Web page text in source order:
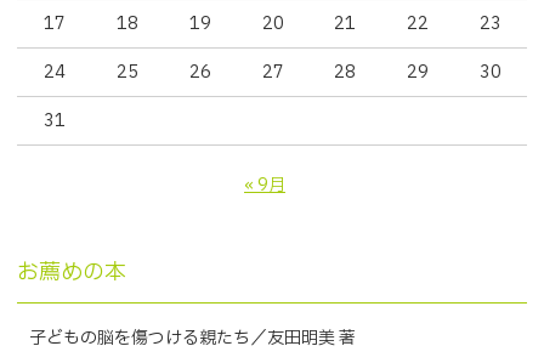
17
18 19 20 21 22
23
24
25 26 27 28 29
30
31
« 9月
お薦めの本
子どもの脳を傷つける親たち／友田明美 著